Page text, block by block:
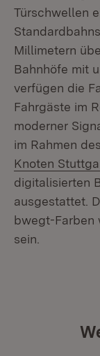
Türschwellen
Millimetern
Bahnhöfe mit
verfügen die
Fahrgäste im
moderner
im Rahmen
Knoten
digitalisierten
ausgestattet.
bwegt-Farben
sein.